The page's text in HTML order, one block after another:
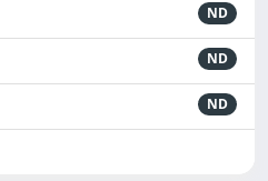
ND
ND
ND